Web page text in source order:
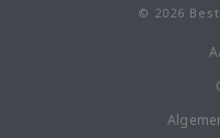
© 2026